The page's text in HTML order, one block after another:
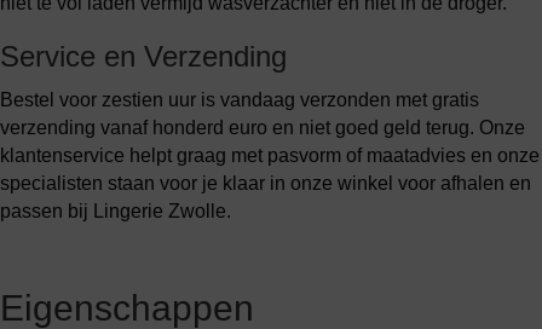
Service en Verzending
Bestel voor zestien uur is vandaag verzonden met gratis
verzending vanaf honderd euro en niet goed geld terug. Onze
klantenservice helpt graag met pasvorm of maatadvies en onze
specialisten staan voor je klaar in onze winkel voor afhalen en
passen bij Lingerie Zwolle.
Eigenschappen